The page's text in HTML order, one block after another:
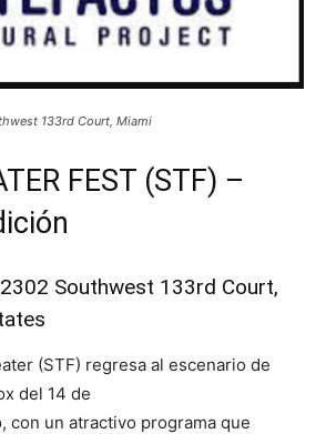
133rd Court, Miami
FEST (STF) –
Southwest 133rd Court,
(STF) regresa al escenario de
del 14 de
con un atractivo programa que